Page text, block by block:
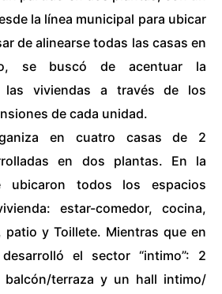
la línea municipal para ubicar
de alinearse todas las casas en
se buscó de acentuar la
las viviendas a través de los
de cada unidad.
en cuatro casas de 2
en dos plantas. En la
ubicaron todos los espacios
estar-comedor, cocina,
patio y Toillete. Mientras que en
el sector “intimo”: 2
balcón/terraza y un hall intimo/